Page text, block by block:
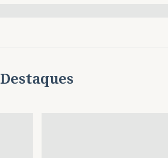
Destaques